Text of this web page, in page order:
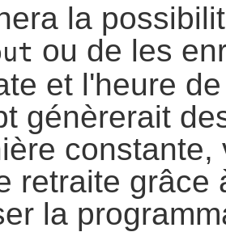
la
ou de les
et l'heure
génèrerait
retraite grâce
la